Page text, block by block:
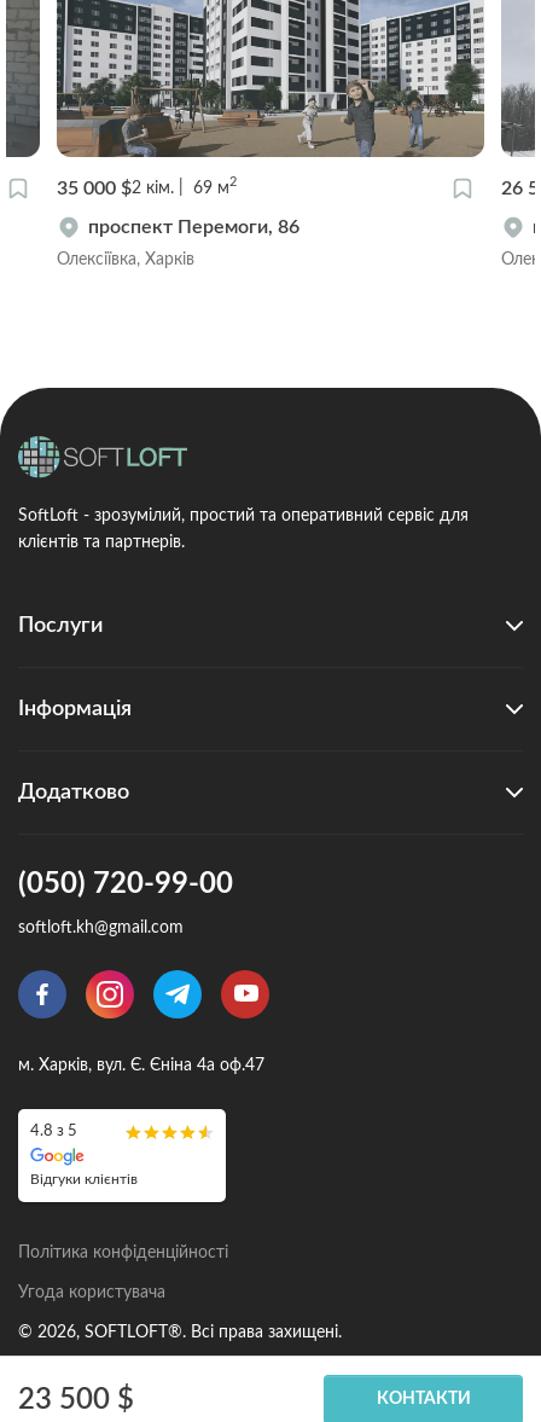
35 000 $2 кім. 69 м2
проспект Перемоги, 86
Олексіївка, Харків
26
SoftLoft - зрозумілий, простий та оперативний сервіс для
клієнтів та партнерів.
Послуги
Інформація
Додатково
(050) 720-99-00
softloft.kh@gmail.com
м. Харків, вул. Є. Єніна 4а оф.47
4.8 з 5
Відгуки клієнтів
Політика конфіденційності
Угода користувача
© 2026, SOFTLOFT®. Всі права захищені.
23 500 $ КОНТАКТИ